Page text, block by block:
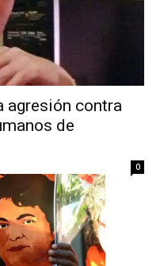
agresión contra
de
0